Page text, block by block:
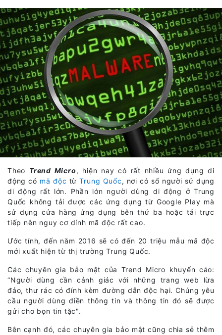
Theo Trend Micro, hiện nay có rất nhiều ứng dụng di
động có mã độc từTrung Quốc, nơi có số người sử dụng
di động rất lớn. Phần lớn người dùng di động ở Trung
Quốc không tải được các ứng dụng từ Google Play mà
sử dụng cửa hàng ứng dụng bên thứ ba hoặc tải trực
tiếp nên nguy cơ dính mã độc rất cao.
Ước tính, đến năm 2016 sẽ có đến 20 triệu mẫu mã độc
mới xuất hiện từ thị trường Trung Quốc.
Các chuyên gia bảo mật của Trend Micro khuyến cáo:
“Người dùng cần cảnh giác với những trang web lừa
đảo, thư rác có đính kèm đường dẫn độc hại. Chúng yêu
cầu người dùng điền thông tin và thông tin đó sẽ được
gửi cho bọn tin tặc".
Bên cạnh đó, các chuyên gia bảo mật cũng chia sẻ thêm